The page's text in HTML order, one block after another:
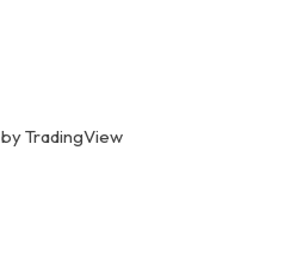
by TradingView